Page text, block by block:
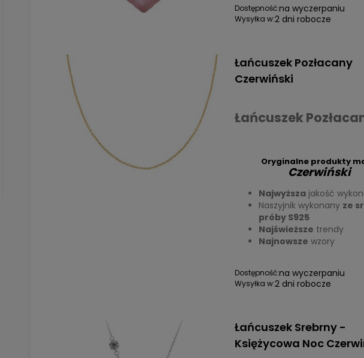
Dostępność:na wyczerpaniu
Wysyłka w:2 dni robocze
Łańcuszek Pozłacany
Czerwiński
Łańcuszek
Oryginalne produkty
Czerwiński
Najwyższajakość
Naszyjnik wykonany ze
próby S925
Najświeższe trendy
Najnowsze wzory
Dostępność:na wyczerpaniu
Wysyłka w:2 dni robocze
Łańcuszek Srebrny -
Księżycowa Noc